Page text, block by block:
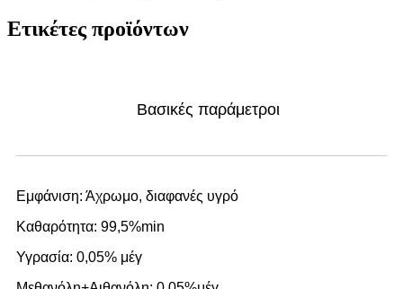
Ετικέτες προϊόντων
Βασικές παράμετροι
Εμφάνιση: Άχρωμο, διαφανές υγρό
Καθαρότητα: 99,5%min
Υγρασία: 0,05% μέγ